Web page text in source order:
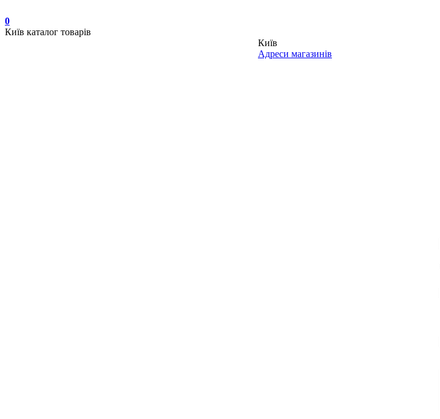
0
Київ каталог товарів
Київ
Адреси магазинів